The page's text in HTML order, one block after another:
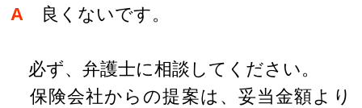
A 良くないです。
必ず、弁護士に相談してください。
保険会社からの提案は、妥当金額より